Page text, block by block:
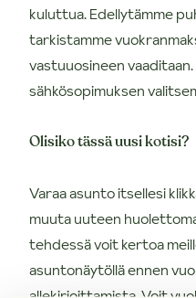
kuluttua. Edellytämme
tarkistamme
vastuuosineen
sähkösopimuksen
Olisiko tässä uusi kotisi?
Varaa asunto itsellesi
muuta uuteen
tehdessä voit kertoa
asuntonäytöllä ennen